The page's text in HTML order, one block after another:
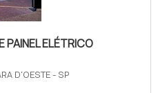
PAINEL ELÉTRICO
D'OESTE - SP